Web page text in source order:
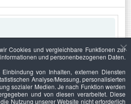
Cookies und vergleichbare Funktionen zur
und personenbezogenen Daten.
von Inhalten, externen Diensten
Analyse/Messung, personalisierten
sozialer Medien. Je nach Funktion werden
und von diesen verarbeitet. Diese
Nutzung unserer Website nicht erforderlich